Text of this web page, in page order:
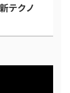
テクノ